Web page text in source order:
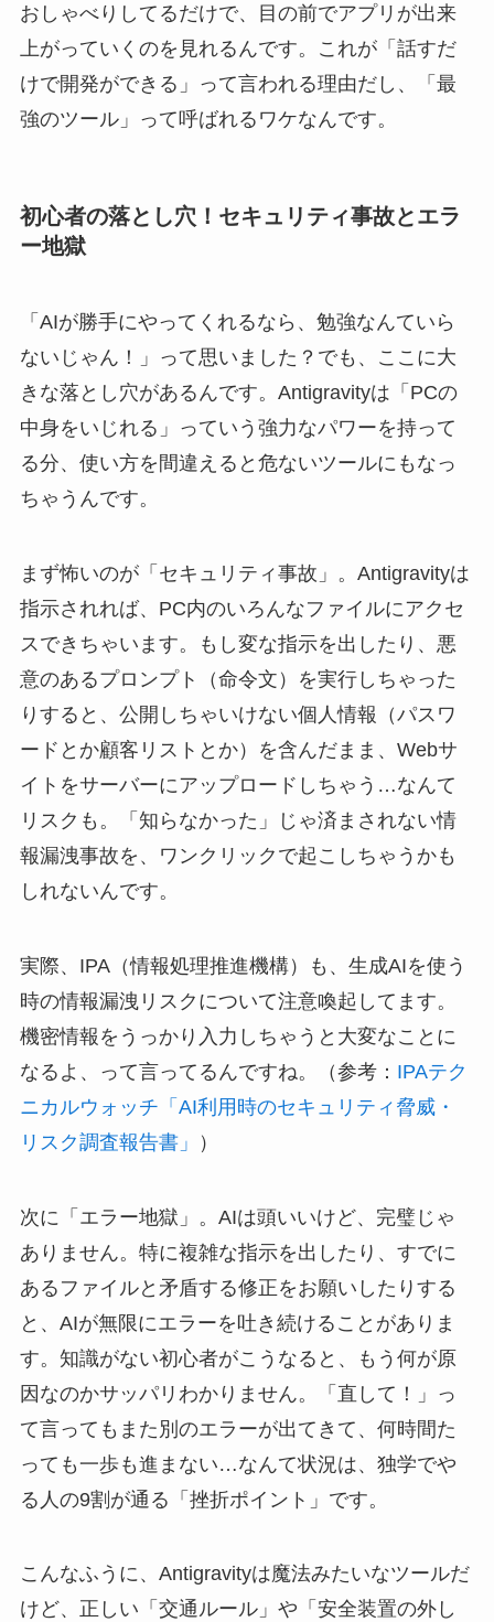
おしゃべりしてるだけで、目の前でアプリが出来
上がっていくのを見れるんです。これが「話すだ
けで開発ができる」って言われる理由だし、「最
強のツール」って呼ばれるワケなんです。
初心者の落とし穴！セキュリティ事故とエラ
ー地獄
「AIが勝手にやってくれるなら、勉強なんていら
ないじゃん！」って思いました？でも、ここに大
きな落とし穴があるんです。Antigravityは「PCの
中身をいじれる」っていう強力なパワーを持って
る分、使い方を間違えると危ないツールにもなっ
ちゃうんです。
まず怖いのが「セキュリティ事故」。Antigravityは
指示されれば、PC内のいろんなファイルにアクセ
スできちゃいます。もし変な指示を出したり、悪
意のあるプロンプト（命令文）を実行しちゃった
りすると、公開しちゃいけない個人情報（パスワ
ードとか顧客リストとか）を含んだまま、Webサ
イトをサーバーにアップロードしちゃう…なんて
リスクも。「知らなかった」じゃ済まされない情
報漏洩事故を、ワンクリックで起こしちゃうかも
しれないんです。
実際、IPA（情報処理推進機構）も、生成AIを使う
時の情報漏洩リスクについて注意喚起してます。
機密情報をうっかり入力しちゃうと大変なことに
なるよ、って言ってるんですね。（参考： IPAテク
ニカルウォッチ「AI利用時のセキュリティ脅威・
リスク調査報告書」
）
次に「エラー地獄」。AIは頭いいけど、完璧じゃ
ありません。特に複雑な指示を出したり、すでに
あるファイルと矛盾する修正をお願いしたりする
と、AIが無限にエラーを吐き続けることがありま
す。知識がない初心者がこうなると、もう何が原
因なのかサッパリわかりません。「直して！」っ
て言ってもまた別のエラーが出てきて、何時間た
っても一歩も進まない…なんて状況は、独学でや
る人の9割が通る「挫折ポイント」です。
こんなふうに、Antigravityは魔法みたいなツールだ
けど、正しい「交通ルール」や「安全装置の外し